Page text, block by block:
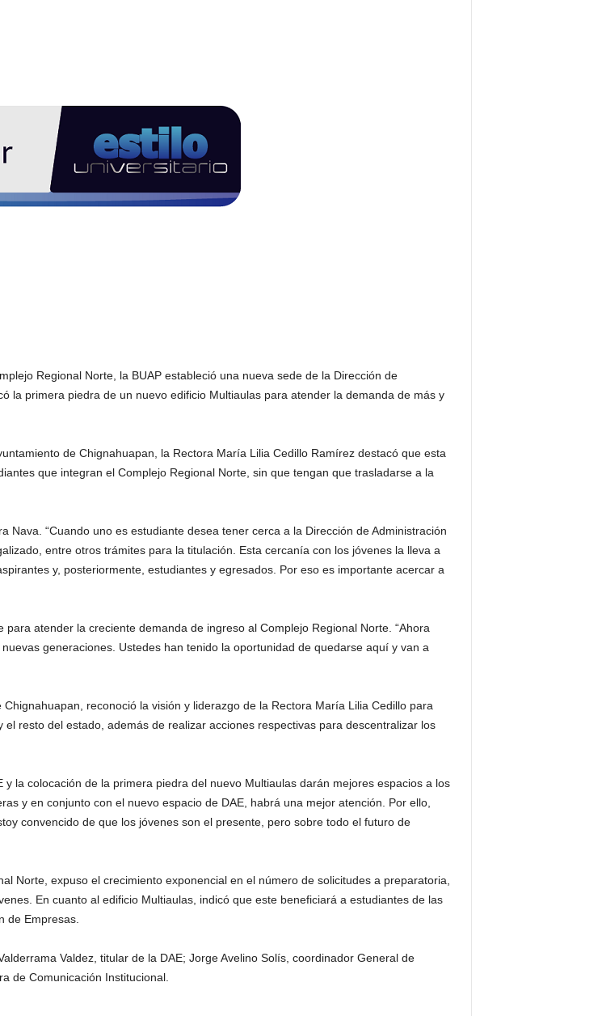
Regional Norte, la BUAP estableció una nueva sede de la Dirección de
la primera piedra de un nuevo edificio Multiaulas para atender la demanda de más y
de Chignahuapan, la Rectora María Lilia Cedillo Ramírez destacó que esta
que integran el Complejo Regional Norte, sin que tengan que trasladarse a la
“Cuando uno es estudiante desea tener cerca a la Dirección de Administración
entre otros trámites para la titulación. Esta cercanía con los jóvenes la lleva a
y, posteriormente, estudiantes y egresados. Por eso es importante acercar a
atender la creciente demanda de ingreso al Complejo Regional Norte. “Ahora
generaciones. Ustedes han tenido la oportunidad de quedarse aquí y van a
reconoció la visión y liderazgo de la Rectora María Lilia Cedillo para
resto del estado, además de realizar acciones respectivas para descentralizar los
la colocación de la primera piedra del nuevo Multiaulas darán mejores espacios a los
y en conjunto con el nuevo espacio de DAE, habrá una mejor atención. Por ello,
convencido de que los jóvenes son el presente, pero sobre todo el futuro de
Norte, expuso el crecimiento exponencial en el número de solicitudes a preparatoria,
En cuanto al edificio Multiaulas, indicó que este beneficiará a estudiantes de las
de Empresas.
Valdez, titular de la DAE; Jorge Avelino Solís, coordinador General de
de Comunicación Institucional.